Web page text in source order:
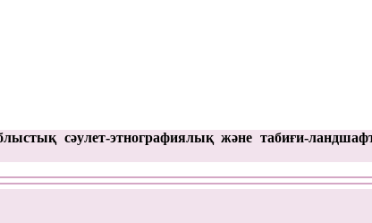
сәулет-этнографиялық және табиғи-